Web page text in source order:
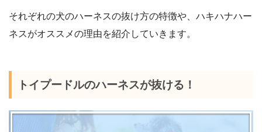
それぞれの犬のハーネスの抜け方の特徴や、ハキハナハー
ネスがオススメの理由を紹介していきます。
トイプードルのハーネスが抜ける！